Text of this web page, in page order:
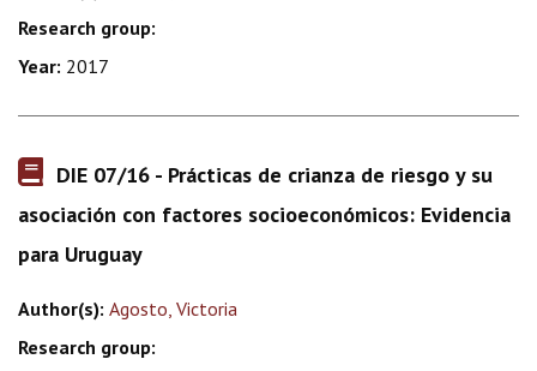
Research group:
Year: 2017
DIE 07/16 - Prácticas de crianza de riesgo y su
asociación con factores socioeconómicos: Evidencia
para Uruguay
Author(s): Agosto, Victoria
Research group: